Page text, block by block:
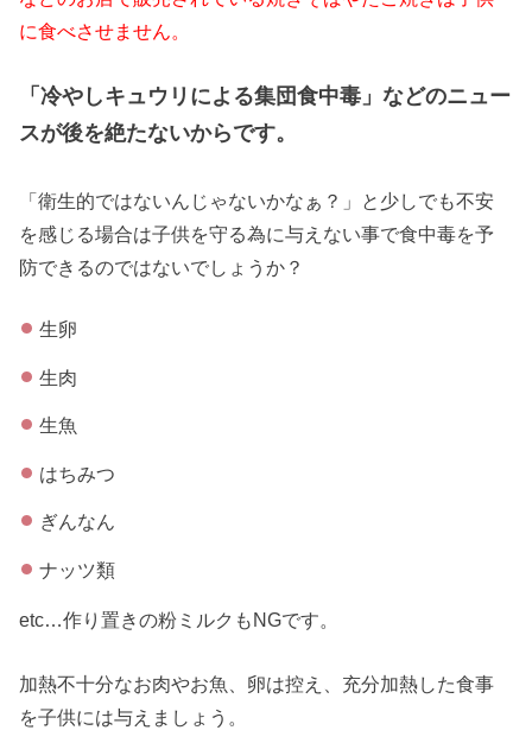
に食べさせません。
「冷やしキュウリによる集団食中毒」などのニュー
スが後を絶たないからです。
「衛生的ではないんじゃないかなぁ？」と少しでも不安
を感じる場合は子供を守る為に与えない事で食中毒を予
防できるのではないでしょうか？
生卵
生肉
生魚
はちみつ
ぎんなん
ナッツ類
etc…作り置きの粉ミルクもNGです。
加熱不十分なお肉やお魚、卵は控え、充分加熱した食事
を子供には与えましょう。